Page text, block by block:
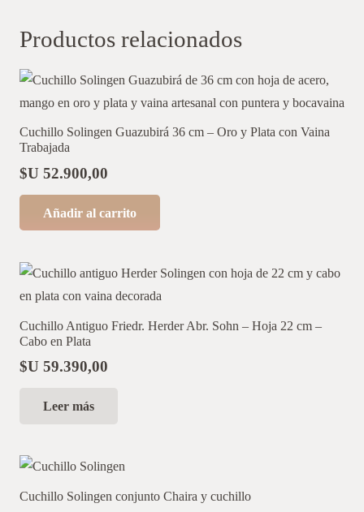
Productos relacionados
Cuchillo Solingen Guazubirá 36 cm – Oro y Plata con Vaina
Trabajada
$U 52.900,00
Añadir al carrito
Cuchillo Antiguo Friedr. Herder Abr. Sohn – Hoja 22 cm –
Cabo en Plata
$U 59.390,00
Leer más
Cuchillo Solingen conjunto Chaira y cuchillo